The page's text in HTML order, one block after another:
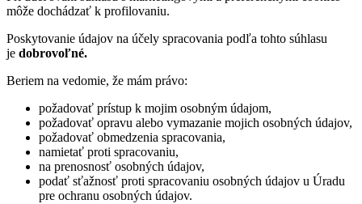
môže dochádzať k profilovaniu.
Poskytovanie údajov na účely spracovania podľa tohto súhlasu
je dobrovoľné.
Beriem na vedomie, že mám právo:
požadovať prístup k mojim osobným údajom,
požadovať opravu alebo vymazanie mojich osobných údajov,
požadovať obmedzenia spracovania,
namietať proti spracovaniu,
na prenosnosť osobných údajov,
podať sťažnosť proti spracovaniu osobných údajov u Úradu
pre ochranu osobných údajov.